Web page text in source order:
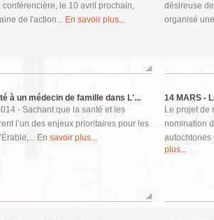
le 10 avril prochain,
de l'action... En savoir plus...
désireuse
organisé
à un médecin de famille dans L'...
- Sachant que la santé et les
l’un des enjeux prioritaires pour les
En savoir plus...
14 MARS -
Le projet de
nomination
autochtones
plus...